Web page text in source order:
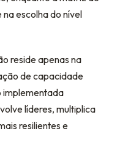
escolha do nível
reside apenas na
de capacidade
implementada
líderes, multiplica
resilientes e